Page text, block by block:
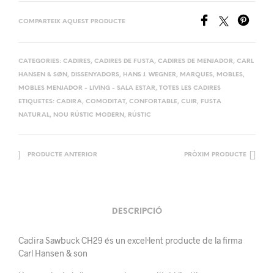
COMPARTEIX AQUEST PRODUCTE
CATEGORIES: CADIRES, CADIRES DE FUSTA, CADIRES DE MENJADOR, CARL
HANSEN & SØN , DISSENYADORS, HANS J. WEGNER, MARQUES, MOBLES,
MOBLES MENJADOR - LIVING - SALA ESTAR, TOTES LES CADIRES
ETIQUETES: CADIRA, COMODITAT, CONFORTABLE, CUIR, FUSTA
NATURAL, NOU RÚSTIC MODERN , RÚSTIC
PRODUCTE ANTERIOR PRÒXIM PRODUCTE
DESCRIPCIÓ
Cadira Sawbuck CH29 és un excel·lent producte de la firma
Carl Hansen & son